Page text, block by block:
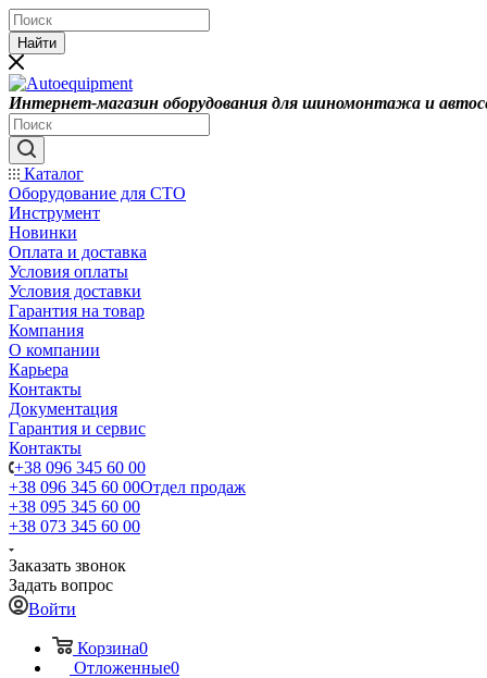
Найти
Интернет-магазин оборудования для шиномонтажа и
Каталог
Оборудование для СТО
Инструмент
Новинки
Оплата и доставка
Условия оплаты
Условия доставки
Гарантия на товар
Компания
О компании
Карьера
Контакты
Документация
Гарантия и сервис
Контакты
+38 096 345 60 00
+38 096 345 60 00Отдел продаж
+38 095 345 60 00
+38 073 345 60 00
Заказать звонок
Задать вопрос
Войти
Корзина0
Отложенные0